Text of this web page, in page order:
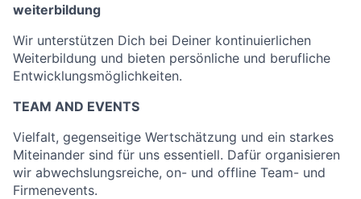
weiterbildung
Wir unterstützen Dich bei Deiner kontinuierlichen
Weiterbildung und bieten persönliche und berufliche
Entwicklungsmöglichkeiten.
TEAM AND EVENTS
Vielfalt, gegenseitige Wertschätzung und ein starkes
Miteinander sind für uns essentiell. Dafür organisieren
wir abwechslungsreiche, on- und offline Team- und
Firmenevents.